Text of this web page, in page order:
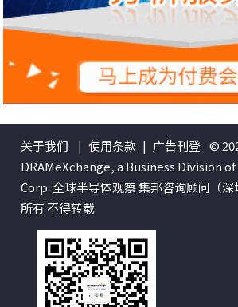
关于我们 | 使用条款 | 广告刊登 ©
DRAMeXchange, a Business Division
Corp. 全球半导体观察 集邦咨询顾问（
所有 不得转载